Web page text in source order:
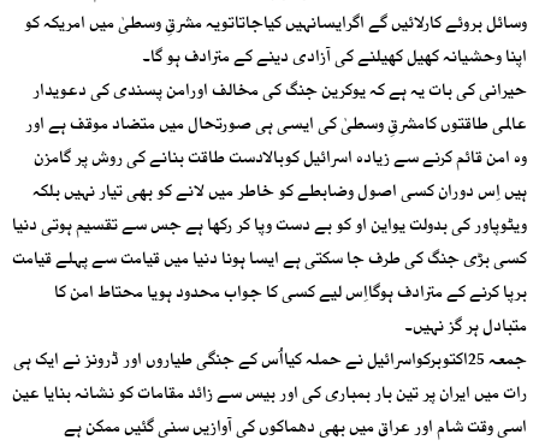
وسائل بروئے کارلائیں گے اگرایسانہیں کیاجاتاتویہ مشرقِ وسطیٰ میں امریکہ کو
اپنا وحشیانہ کھیل کھیلنے کی آزادی دینے کے مترادف ہو گا۔
حیرانی کی بات یہ ہے کہ یوکرین جنگ کی مخالف اورامن پسندی کی دعویدار
عالمی طاقتوں کامشرقِ وسطیٰ کی ایسی ہی صورتحال میں متضاد موقف ہے اور
وہ امن قائم کرنے سے زیادہ اسرائیل کوبالادست طاقت بنانے کی روش پر گامزن
ہیں اِس دوران کسی اصول وضابطے کو خاطر میں لانے کو بھی تیار نہیں بلکہ
ویٹوپاور کی بدولت یواین او کو بے دست وپا کر رکھا ہے جس سے تقسیم ہوتی دنیا
کسی بڑی جنگ کی طرف جا سکتی ہے ایسا ہونا دنیا میں قیامت سے پہلے قیامت
برپا کرنے کے مترادف ہوگااِس لیے کسی کا جواب محدود ہویا محتاط امن کا
متبادل ہر گز نہیں۔
جمعہ 25اکتوبرکواسرائیل نے حملہ کیااُس کے جنگی طیاروں اور ڈرونز نے ایک ہی
رات میں ایران پر تین بار بمباری کی اور بیس سے زائد مقامات کو نشانہ بنایا عین
اسی وقت شام اور عراق میں بھی دھماکوں کی آوازیں سنی گئیں ممکن ہے